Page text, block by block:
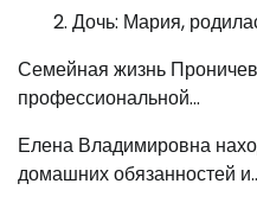
Дочь: Мария,
Семейная жизнь
профессиональной…
Елена Владимировна
домашних обязанностей